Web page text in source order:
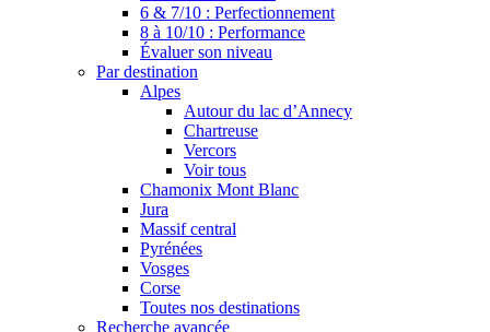
6 & 7/10 : Perfectionnement
8 à 10/10 : Performance
Évaluer son niveau
Par destination
Alpes
Autour du lac d’Annecy
Chartreuse
Vercors
Voir tous
Chamonix Mont Blanc
Jura
Massif central
Pyrénées
Vosges
Corse
Toutes nos destinations
Recherche avancée